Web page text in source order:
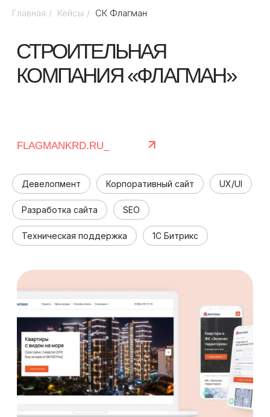
Главная / Кейсы / СК Флагман
Девелопмент Корпоративный сайт UX/UI
Разработка сайта SEO
Техническая поддержка 1C Битрикс